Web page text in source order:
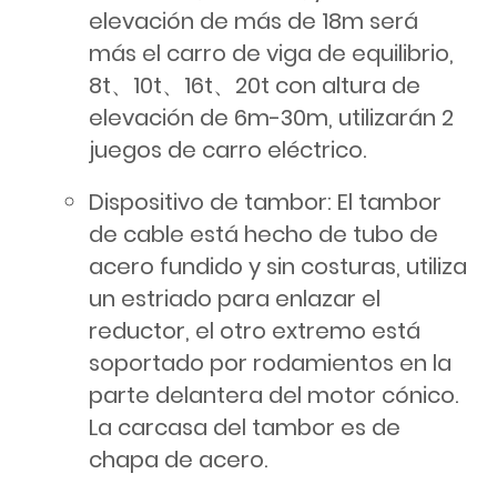
elevación de más de 18m será
más el carro de viga de equilibrio,
8t、10t、16t、20t con altura de
elevación de 6m-30m, utilizarán 2
juegos de carro eléctrico.
Dispositivo de tambor: El tambor
de cable está hecho de tubo de
acero fundido y sin costuras, utiliza
un estriado para enlazar el
reductor, el otro extremo está
soportado por rodamientos en la
parte delantera del motor cónico.
La carcasa del tambor es de
chapa de acero.